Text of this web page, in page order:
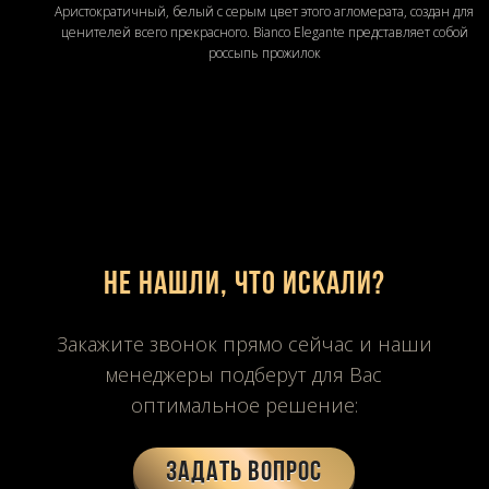
Аристократичный, белый с серым цвет этого агломерата, создан для
ценителей всего прекрасного. Bianco Elegante представляет собой
россыпь прожилок
Не нашли, что искали?
Закажите звонок прямо сейчас и наши
менеджеры подберут для Вас
оптимальное решение:
Задать вопрос